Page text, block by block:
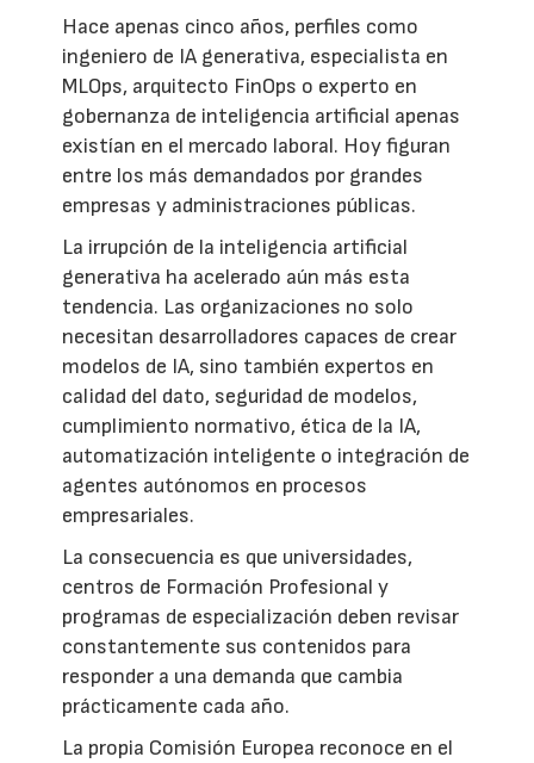
Hace apenas cinco años, perfiles como
ingeniero de IA generativa, especialista en
MLOps, arquitecto FinOps o experto en
gobernanza de inteligencia artificial apenas
existían en el mercado laboral. Hoy figuran
entre los más demandados por grandes
empresas y administraciones públicas.
La irrupción de la inteligencia artificial
generativa ha acelerado aún más esta
tendencia. Las organizaciones no solo
necesitan desarrolladores capaces de crear
modelos de IA, sino también expertos en
calidad del dato, seguridad de modelos,
cumplimiento normativo, ética de la IA,
automatización inteligente o integración de
agentes autónomos en procesos
empresariales.
La consecuencia es que universidades,
centros de Formación Profesional y
programas de especialización deben revisar
constantemente sus contenidos para
responder a una demanda que cambia
prácticamente cada año.
La propia Comisión Europea reconoce en el